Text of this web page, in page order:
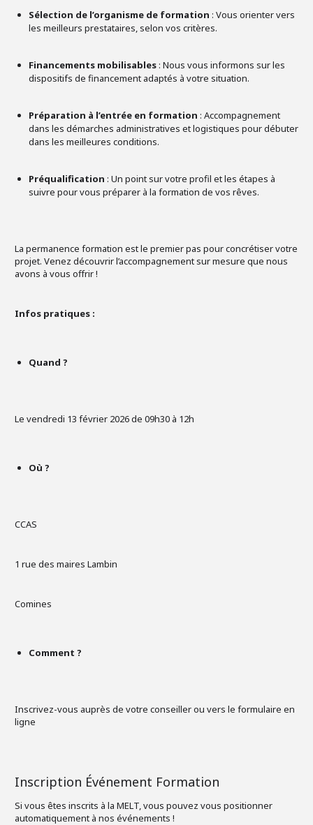
Sélection de l’organisme de formation : Vous orienter vers
les meilleurs prestataires, selon vos critères.
Financements mobilisables: Nous vous informons sur les
dispositifs de financement adaptés à votre situation.
Préparation à l’entrée en formation : Accompagnement
dans les démarches administratives et logistiques pour débuter
dans les meilleures conditions.
Préqualification : Un point sur votre profil et les étapes à
suivre pour vous préparer à la formation de vos rêves.
La permanence formation est le premier pas pour concrétiser votre
projet. Venez découvrir l’accompagnement sur mesure que nous
avons à vous offrir !
Infos pratiques :
Quand ?
Le vendredi 13 février 2026 de 09h30 à 12h
Où ?
CCAS
1 rue des maires Lambin
Comines
Comment ?
Inscrivez-vous auprès de votre conseiller ou vers le formulaire en
ligne
Inscription Événement Formation
Si vous êtes inscrits à la MELT, vous pouvez vous positionner
automatiquement à nos événements !